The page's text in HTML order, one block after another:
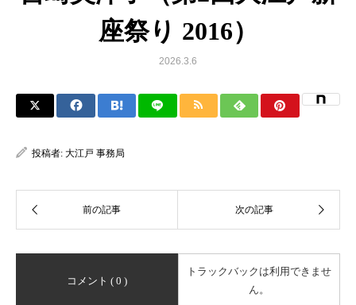
座祭り 2016）
2026.3.6
投稿者: 大江戸 事務局
コメント ( 0 )
トラックバックは利用できませ
ん。